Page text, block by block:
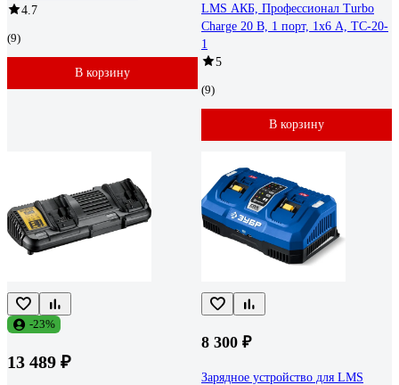
4.7
(9)
В корзину
LMS АКБ, Профессионал Turbo
Charge 20 В, 1 порт, 1x6 А, TC-20-
1
5
(9)
В корзину
-23%
13 489 ₽
8 300 ₽
Зарядное устройство для LMS